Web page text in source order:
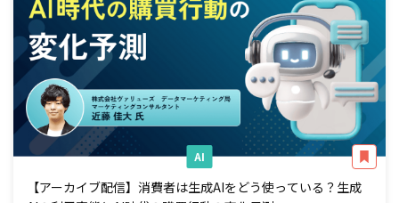
AI
【アーカイブ配信】消費者は生成AIをどう使っている？生成